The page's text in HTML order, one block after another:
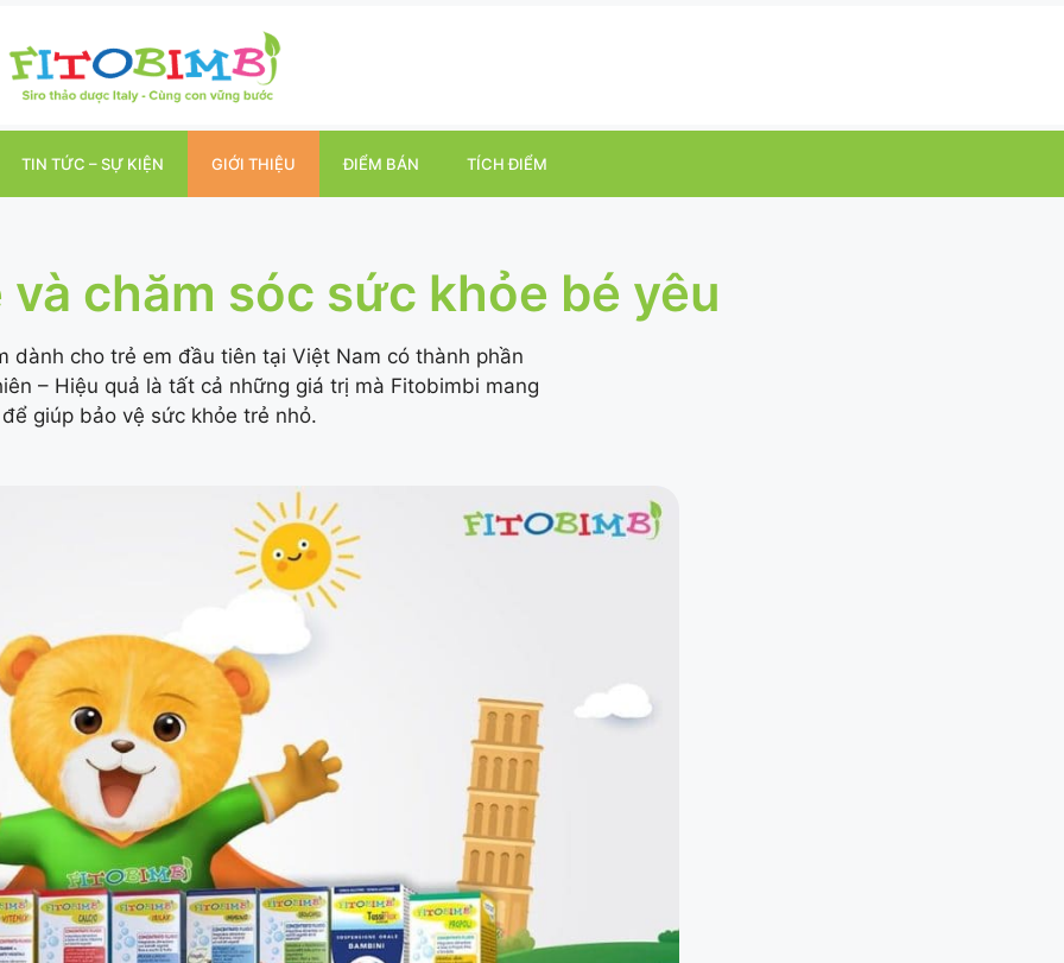
TIN TỨC – SỰ KIỆN GIỚI THIỆU ĐIỂM BÁN TÍCH ĐIỂM
chăm sóc sức khỏe bé yêu
dành cho trẻ em đầu tiên tại Việt Nam có thành phần
– Hiệu quả là tất cả những giá trị mà Fitobimbi mang
giúp bảo vệ sức khỏe trẻ nhỏ.